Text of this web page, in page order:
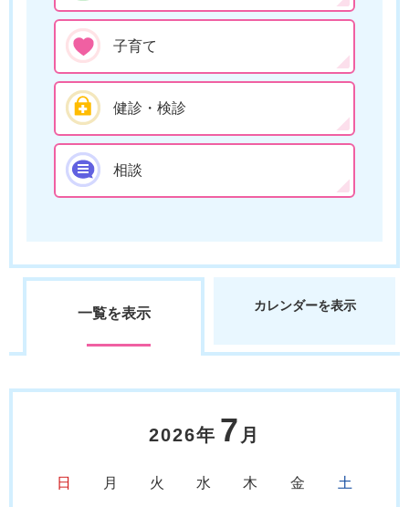
子育て
健診・検診
相談
一覧を表示 カレンダーを表示
2026年 7 月
日 月 火 水 木 金 土